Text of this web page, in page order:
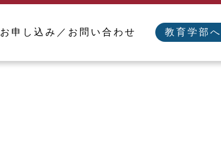
お申し込み／お問い合わせ 教育学部へ